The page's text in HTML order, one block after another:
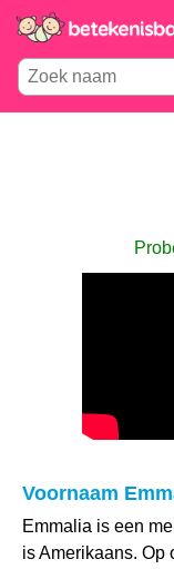
Voornaam
Emmalia is een
is Amerikaans. Op